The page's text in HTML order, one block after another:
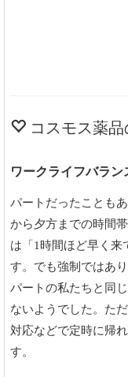
コスモス薬
ワークライフバラン
パートだったことも
から夕方までの時間
は「1時間ほど早く来
す。でも強制ではあ
パートの私たちと同
ないようでした。た
対応などで定時に帰
す。